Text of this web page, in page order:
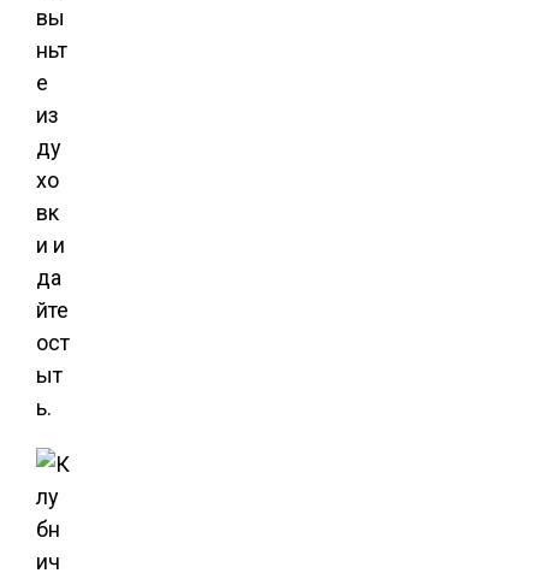
вы
ньт
е
из
ду
хо
вк
и и
да
йте
ост
ыт
ь.